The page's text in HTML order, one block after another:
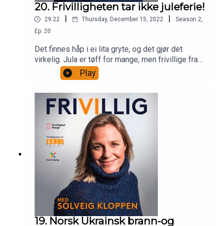
20. Frivilligheten tar ikke juleferie!
29:22 Thursday, December 15, 2022 Season 2,
Ep. 20
Det finnes håp i ei lita gryte, og det gjør det
virkelig. Jula er tøff for mange, men frivillige fra
Frelsesarmeen står på med dugnaden Julegryta i
desember, og samler inn penger og gaver til de
som gruer seg til jul. I denne episoden av Frivillig
skal du få høre historien bak denne verdifulle
gryta. Du skal også få møte mannen som
arrangerte alternativ jul for ensomme eldre i 22 år.
For denne innsatsen fikk han bla Kongens
fortjenestemedalje i gull. Geir Smith-Solevåg og
Aslam Ahsan er på besøk hos Solveig.
Play
19. Norsk Ukrainsk brann-og